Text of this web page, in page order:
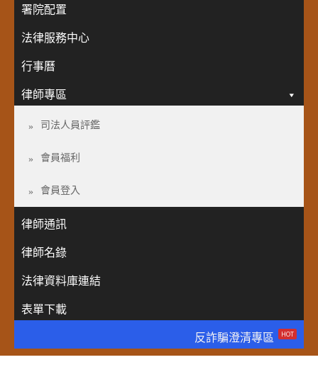
署院配置
法律服務中心
行事曆
律師專區
司法人員評鑑
會員福利
會員登入
律師通訊
律師名錄
法律資料庫連結
表單下載
反詐騙澄清專區
HOT